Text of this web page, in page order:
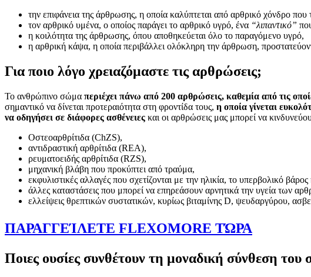
την επιφάνεια της άρθρωσης, η οποία καλύπτεται από αρθρικό χόνδρο που
τον αρθρικό υμένα, ο οποίος παράγει το αρθρικό υγρό, ένα “λιπαντικό”
η κοιλότητα της άρθρωσης, όπου αποθηκεύεται όλο το παραγόμενο υγρό,
η αρθρική κάψα, η οποία περιβάλλει ολόκληρη την άρθρωση,
Για ποιο λόγο χρειαζόμαστε τις αρθρώσεις;
Το ανθρώπινο σώμα περιέχει πάνω από 200 αρθρώσεις, καθεμία από τις
σημαντικό να δίνεται προτεραιότητα στη φροντίδα τους, η οποία γίνεται
να οδηγήσει σε διάφορες ασθένειες και οι αρθρώσεις μας μπορεί να
Οστεοαρθρίτιδα (ChZS),
αντιδραστική αρθρίτιδα (REA),
ρευματοειδής αρθρίτιδα (RZS),
μηχανική βλάβη που προκύπτει από τραύμα,
εκφυλιστικές αλλαγές που σχετίζονται με την ηλικία, το υπερβολικό
άλλες καταστάσεις που μπορεί να επηρεάσουν αρνητικά την υγεία των
ελλείψεις θρεπτικών συστατικών, κυρίως βιταμίνης D, ψευδαργύρου,
ΠΑΡΑΓΓΕΊΛΕΤΕ FLEXOMORE ΤΏΡΑ
Ποιες ουσίες συνθέτουν τη μοναδική σύνθεση